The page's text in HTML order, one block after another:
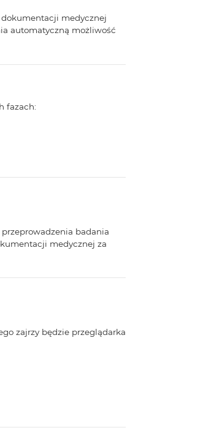
medycznej
automatyczną możliwość
fazach:
badania
medycznej za
zajrzy będzie przeglądarka